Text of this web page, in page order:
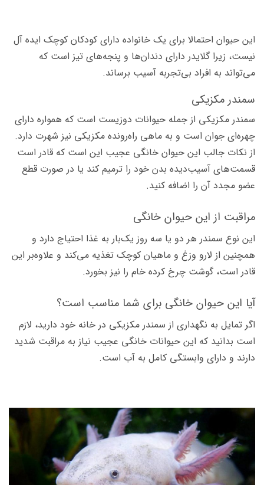
این حیوان احتمالا برای یک خانواده دارای کودکان کوچک ایده‌ آل
نیست، زیرا گلایدر دارای دندان‌ها و پنجه‌های تیز است که
می‌تواند به افراد بی‌تجربه آسیب برساند.
سمندر مکزیکی
سمندر مکزیکی از جمله حیوانات دوزیست است که همواره دارای
چهره‌ای جوان است و به ماهی راه‌رونده مکزیکی نیز شهرت دارد.
از نکات جالب این حیوان خانگی عجیب این است که قادر است
قسمت‌های آسیب‌دیده بدن خود را ترمیم کند یا در صورت قطع
عضو مجدد آن‌ را اضافه کنید.
مراقبت از این حیوان خانگی
این نوع سمندر هر دو یا سه روز یک‌بار به غذا احتیاج دارد و
همچنین از لارو وزغ و ماهیان کوچک تغذیه می‌کند و علاوه‌بر این
قادر است، گوشت چرخ کرده خام را نیز بخورد.
آیا این حیوان خانگی برای شما مناسب است؟
اگر تمایل به نگهداری از سمندر مکزیکی در خانه خود دارید، لازم
است بدانید که این حیوانات خانگی عجیب نیاز به مراقبت شدید
دارند و دارای وابستگی کامل به آب است.